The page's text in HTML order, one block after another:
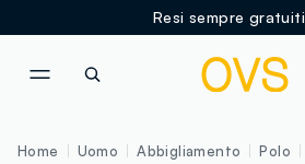
Resi sempre gratuiti
Home Uomo Abbigliamento Polo